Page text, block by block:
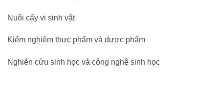
Nuôi cấy vi sinh vật
Kiểm nghiệm thực phẩm và dược phẩm
Nghiên cứu sinh học và công nghệ sinh học